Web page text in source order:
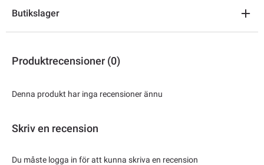
Butikslager
Produktrecensioner (0)
Denna produkt har inga recensioner ännu
Skriv en recension
Du måste logga in för att kunna skriva en recension